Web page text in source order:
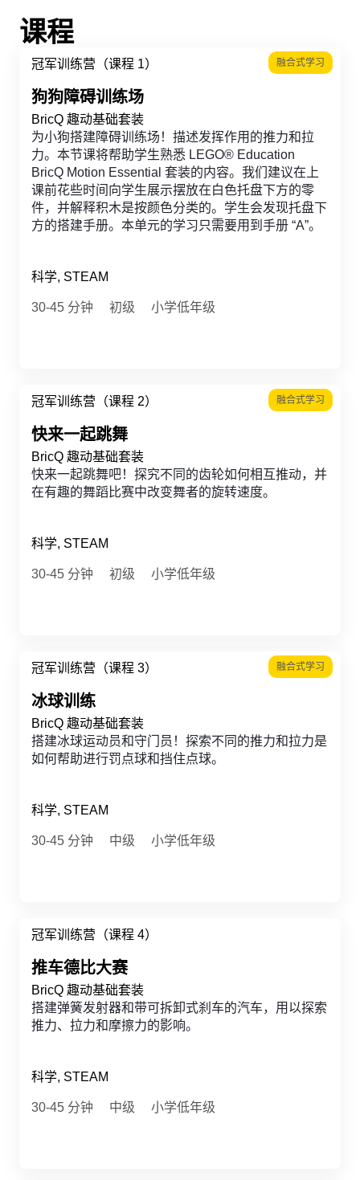
课程
融合式学习
冠军训练营（课程 1）
狗狗障碍训练场
BricQ 趣动基础套装
为小狗搭建障碍训练场！描述发挥作用的推力和拉
力。本节课将帮助学生熟悉 LEGO® Education
BricQ Motion Essential 套装的内容。我们建议在上
课前花些时间向学生展示摆放在白色托盘下方的零
件，并解释积木是按颜色分类的。学生会发现托盘下
方的搭建手册。本单元的学习只需要用到手册 “A”。
科学, STEAM
30-45 分钟 初级 小学低年级
融合式学习
冠军训练营（课程 2）
快来一起跳舞
BricQ 趣动基础套装
快来一起跳舞吧！探究不同的齿轮如何相互推动，并
在有趣的舞蹈比赛中改变舞者的旋转速度。
科学, STEAM
30-45 分钟 初级 小学低年级
融合式学习
冠军训练营（课程 3）
冰球训练
BricQ 趣动基础套装
搭建冰球运动员和守门员！探索不同的推力和拉力是
如何帮助进行罚点球和挡住点球。
科学, STEAM
30-45 分钟 中级 小学低年级
冠军训练营（课程 4）
推车德比大赛
BricQ 趣动基础套装
搭建弹簧发射器和带可拆卸式刹车的汽车，用以探索
推力、拉力和摩擦力的影响。
科学, STEAM
30-45 分钟 中级 小学低年级